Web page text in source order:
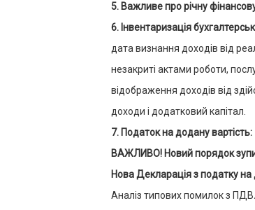
5. Важливе про річну фінансову
6. Інвентаризація
дата визнання доходів від
незакриті актами роботи,
відображення доходів від
доходи і додатковий капітал.
7. Податок на додану вартість:
ВАЖЛИВО! Новий порядок
Нова Декларація з податку на
Аналіз типових помилок з ПДВ.